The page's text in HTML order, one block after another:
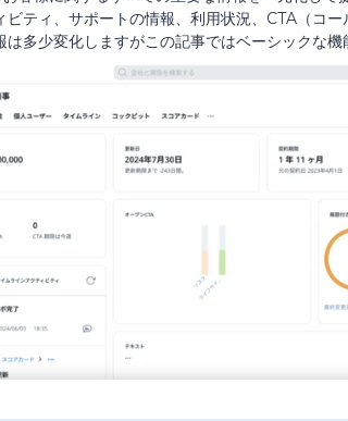
ティ、サポートの情報、利用状況、CTA（コー
は多少変化しますがこの記事ではベーシックな機